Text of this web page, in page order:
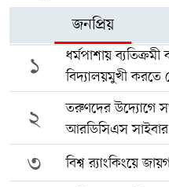
জনপ্রিয়
১
ধর্মপাশায়
বিদ্যালয়মুখী
২
তরুণদের উদ্যোগে
আরডিসিএস সাইবার
৩ বিশ্ব র‍্যাংকিংয়ে